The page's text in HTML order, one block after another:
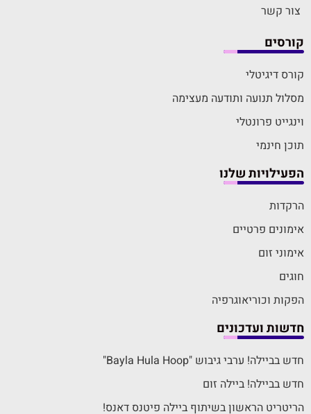
צור קשר
קורסים
קורס דיגיטלי
מסלול תנועה ותודעה מעצימה
וינגייט פרונטלי
תוכן חינמי
הפעילויות שלנו
הרקדות
אימונים פרטיים
אימוני זום
חוגים
הפקות וכוריאוגרפיה
חדשות ועדכונים
חדש בביילה! ערבי גיבוש "Bayla Hula Hoop"
חדש בביילה! ביילה זום
הריטריט הראשון בשיתוף ביילה פיטנס דאנס!